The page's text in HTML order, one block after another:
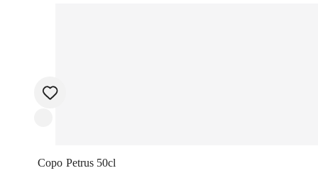
Copo Petrus 50cl